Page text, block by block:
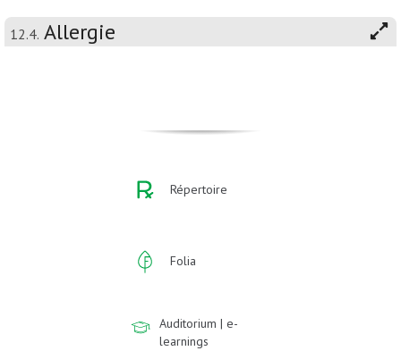
12.4. Allergie
Répertoire
Folia
Auditorium | e-
learnings